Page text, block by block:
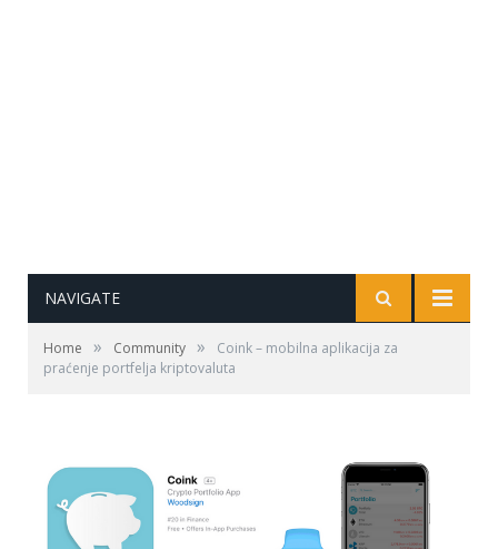
NAVIGATE
Home » Community »
Coink – mobilna aplikacija za
praćenje portfelja kriptovaluta